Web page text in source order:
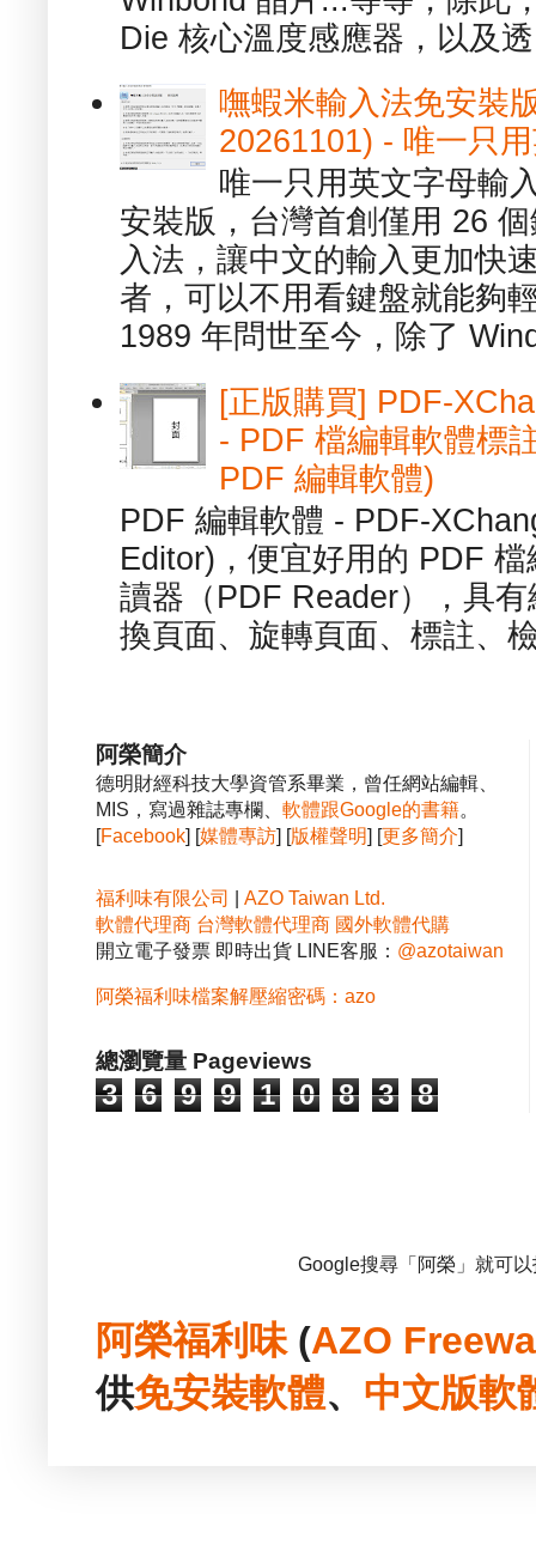
Die 核心溫度感應器，以及
嘸蝦米輸入法免安裝
20261101) - 唯一只
唯一只用英文字母輸
安裝版，台灣首創僅用 26
入法，讓中文的輸入更加快
者，可以不用看鍵盤就能夠
1989 年問世至今，除了
[正版購買] PDF-
- PDF 檔編輯軟體標
PDF 編輯軟體)
PDF 編輯軟體 - PDF-
Editor)，便宜好用的 PDF
讀器（PDF Reader），具
換頁面、旋轉頁面、標註、
阿榮簡介
德明財經科技大學資管系畢業，曾任網站編輯、
MIS，寫過雜誌專欄、 軟體跟Google的書籍。
[Facebook] [媒體專訪] [版權聲明] [更多簡介]
福利味有限公司
AZO Taiwan Ltd.
軟體代理商 台灣軟體代理商 國外軟體代購
開立電子發票 即時出貨 LINE客服： @azotaiwan
阿榮福利味檔案解壓縮密碼：azo
總瀏覽量 Pageviews
3 6 9 9 1 0 8 3 8
Google搜尋「阿榮」就可
阿榮福利味(AZO
供免安裝軟體、 中文版軟